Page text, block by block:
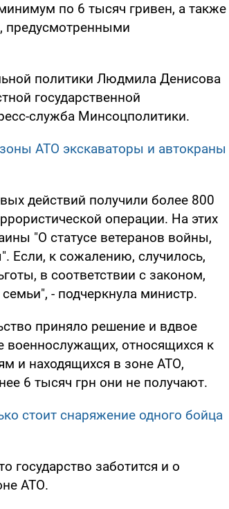
по 6 тысяч гривен, а также
предусмотренными
политики Людмила Денисова
государственной
служба Минсоцполитики.
АТО экскаваторы и автокраны
действий получили более 800
операции. На этих
"О статусе ветеранов войны,
Если, к сожалению, случилось,
в соответствии с законом,
- подчеркнула министр.
приняло решение и вдвое
относящихся к
и находящихся в зоне АТО,
6 тысяч грн они не получают.
стоит снаряжение одного бойца
государство заботится и о
АТО.